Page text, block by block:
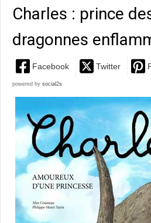
Charles : prince
dragonnes
Facebook Twitter
powered by social2s